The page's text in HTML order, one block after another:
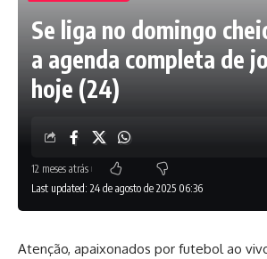
Se liga no domingo
a agenda completa de
hoje (24)
Last updated: 24 de agosto de 2025 06:36
12 meses atrás
Atenção, apaixonados por futebol ao